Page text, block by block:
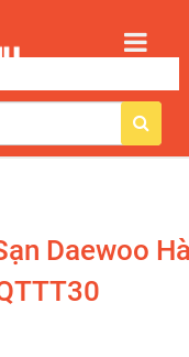
Daewoo